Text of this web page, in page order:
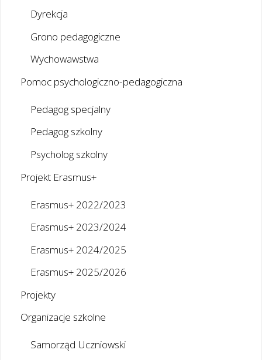
Dyrekcja
Grono pedagogiczne
Wychowawstwa
Pomoc psychologiczno-pedagogiczna
Pedagog specjalny
Pedagog szkolny
Psycholog szkolny
Projekt Erasmus+
Erasmus+ 2022/2023
Erasmus+ 2023/2024
Erasmus+ 2024/2025
Erasmus+ 2025/2026
Projekty
Organizacje szkolne
Samorząd Uczniowski